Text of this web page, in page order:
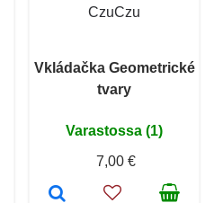
CzuCzu
Vkládačka Geometrické
tvary
Varastossa (1)
7,00 €